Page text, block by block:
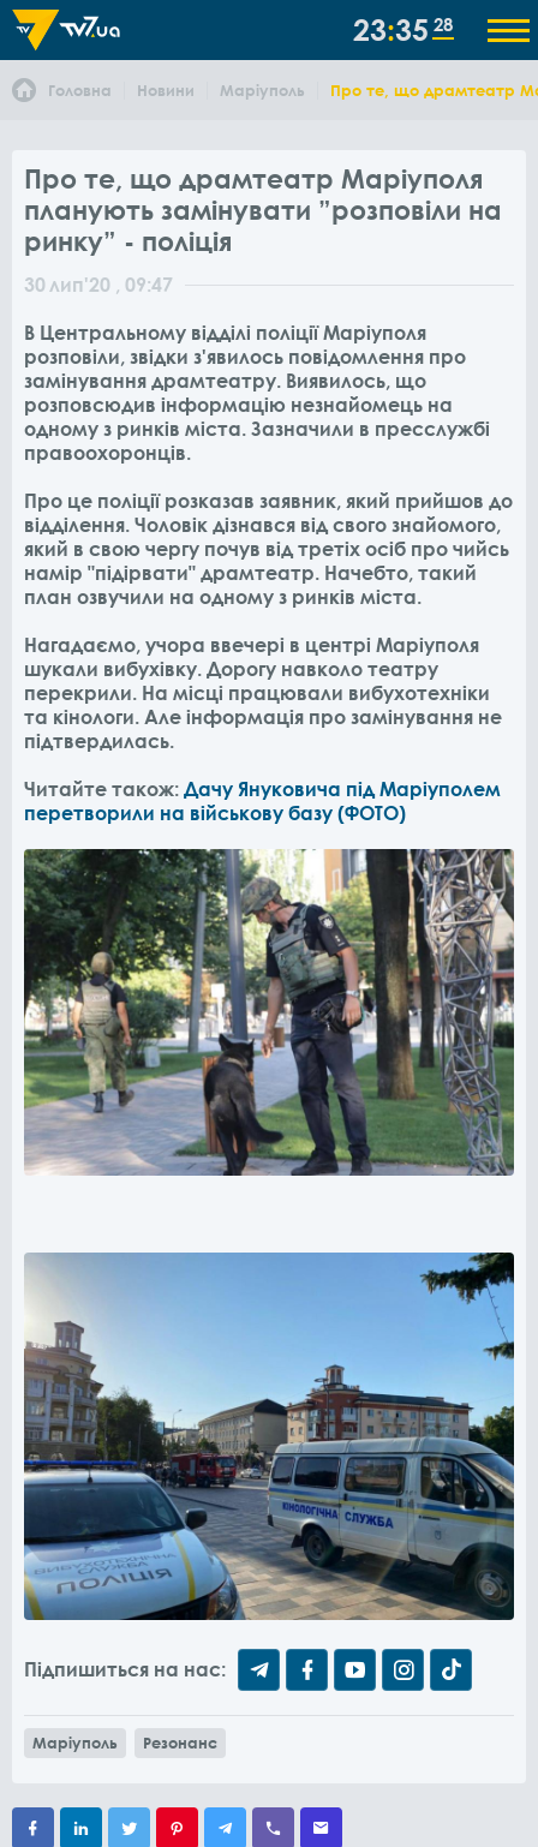
23 35 28
Головна Новини Маріуполь Про те, що драмтеатр
Про те, що драмтеатр Маріуполя
планують замінувати ”розповіли на
ринку” - поліція
30 лип'20 , 09:47
В Центральному відділі поліції Маріуполя
розповіли, звідки з'явилось повідомлення про
замінування драмтеатру. Виявилось, що
розповсюдив інформацію незнайомець на
одному з ринків міста. Зазначили в пресслужбі
правоохоронців.
Про це поліції розказав заявник, який прийшов до
відділення. Чоловік дізнався від свого знайомого,
який в свою чергу почув від третіх осіб про чийсь
намір "підірвати" драмтеатр. Начебто, такий
план озвучили на одному з ринків міста.
Нагадаємо, учора ввечері в центрі Маріуполя
шукали вибухівку. Дорогу навколо театру
перекрили. На місці працювали вибухотехніки
та кінологи. Але інформація про замінування не
підтвердилась.
Читайте також: Дачу Януковича під Маріуполем
перетворили на військову базу (ФОТО)
Підпишиться на нас:
Маріуполь Резонанс